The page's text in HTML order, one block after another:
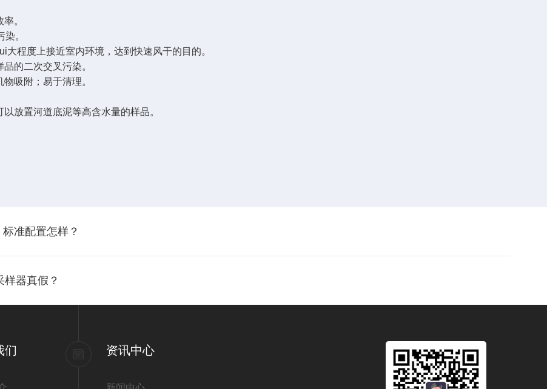
。
染。
程度上接近室内环境，达到快速风干的目的。
的二次交叉污染。
吸附；易于清理。
放置河道底泥等高含水量的样品。
准配置怎样？
器真假？
们 资讯中心